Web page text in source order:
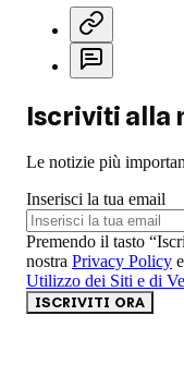
Iscriviti alla
Le notizie più
Inserisci la tua email
Premendo il tasto
nostra Privacy Policy
Utilizzo dei Siti e di
ISCRIVITI ORA